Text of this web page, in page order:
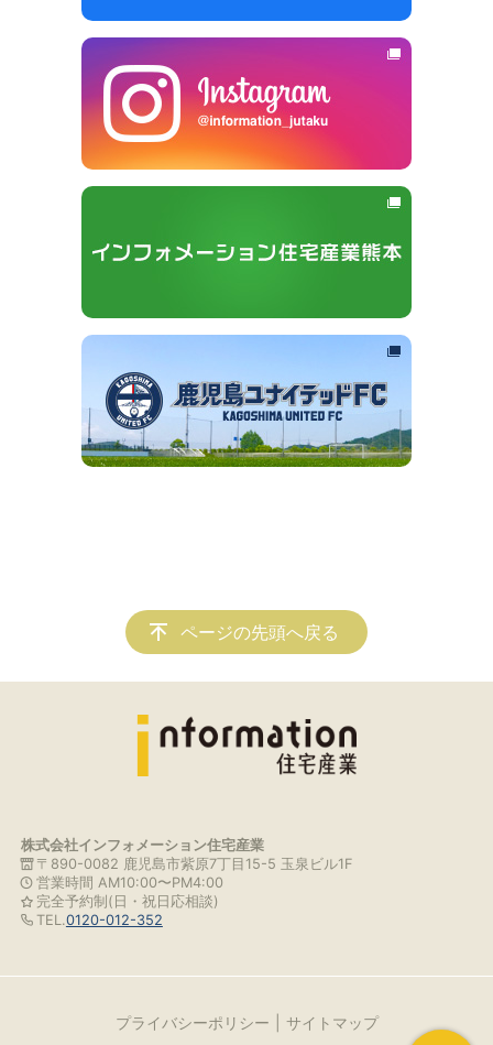
ページの先頭へ戻る
株式会社インフォメーション住宅産業
〒890-0082 鹿児島市紫原7丁目15-5 玉泉ビル1F
営業時間 AM10:00〜PM4:00
完全予約制(日・祝日応相談)
TEL.0120-012-352
プライバシーポリシー サイトマップ